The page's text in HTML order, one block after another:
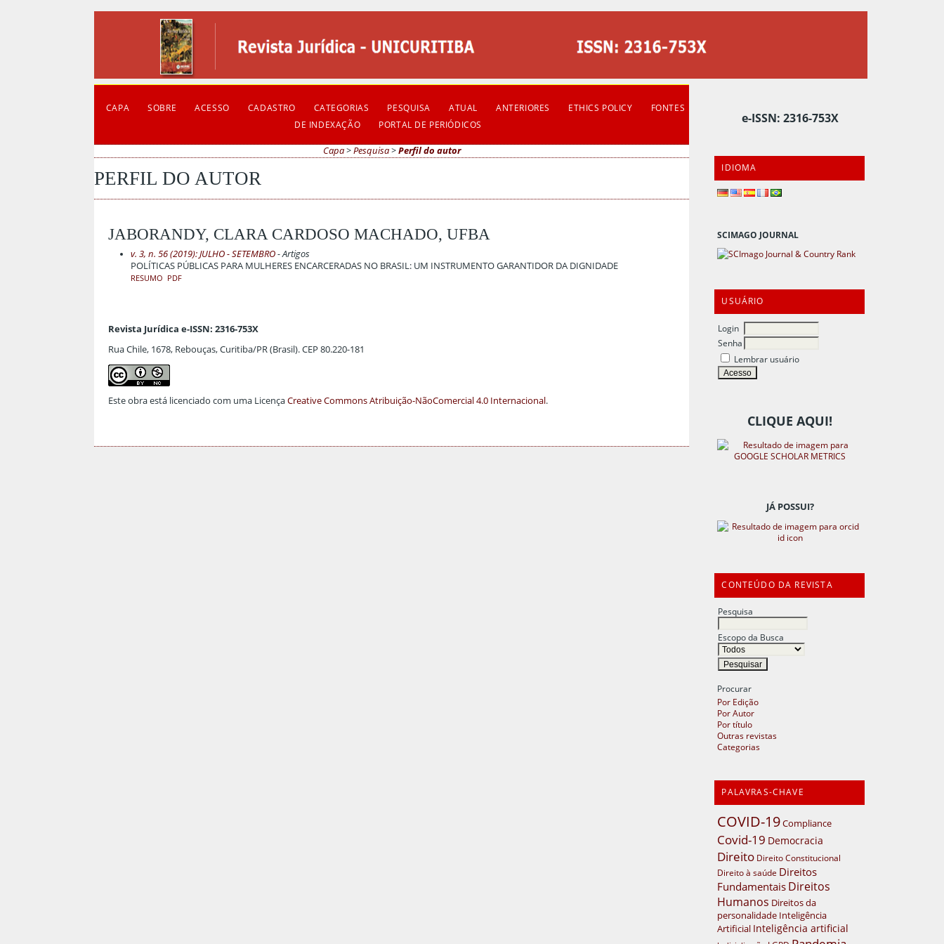
e-ISSN: 2316-753X
IDIOMA
SCIMAGO JOURNAL
USUÁRIO
Login
Senha
Lembrar usuário
CLIQUE AQUI!
JÁ POSSUI?
CONTEÚDO DA REVISTA
Pesquisa
Escopo da Busca
Procurar
Por Edição
Por Autor
Por título
Outras revistas
Categorias
PALAVRAS-CHAVE
COVID-19Compliance
Covid-19 Democracia
Direito Direito Constitucional
Direito à saúde Direitos
Fundamentais Direitos
Humanos Direitos da
personalidade Inteligência
Artificial Inteligência artificial
CAPA SOBRE ACESSO CADASTRO CATEGORIAS PESQUISA ATUAL ANTERIORES ETHICS POLICY
FONTES
DE INDEXAÇÃO
PORTAL DE PERIÓDICOS
Capa>Pesquisa>Perfil do autor
PERFIL DO AUTOR
JABORANDY, CLARA CARDOSO MACHADO, UFBA
v. 3, n. 56 (2019): JULHO - SETEMBRO- Artigos
POLÍTICAS PÚBLICAS PARA MULHERES ENCARCERADAS NO BRASIL: UM INSTRUMENTO GARANTIDOR DA DIGNIDADE
RESUMO PDF
Revista Jurídica e-ISSN: 2316-753X
Rua Chile, 1678, Rebouças, Curitiba/PR (Brasil). CEP 80.220-181
Este obra está licenciado com uma LicençaCreative Commons Atribuição-NãoComercial 4.0 Internacional.